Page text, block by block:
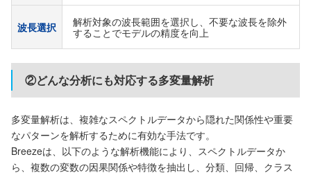
波長選択
解析対象の波長範囲を選択し、不要な波長を除外
することでモデルの精度を向上
②どんな分析にも対応する多変量解析
多変量解析は、複雑なスペクトルデータから隠れた関係性や重要
なパターンを解析するために有効な手法です。
Breezeは、以下のような解析機能により、スペクトルデータか
ら、複数の変数の因果関係や特徴を抽出し、分類、回帰、クラス